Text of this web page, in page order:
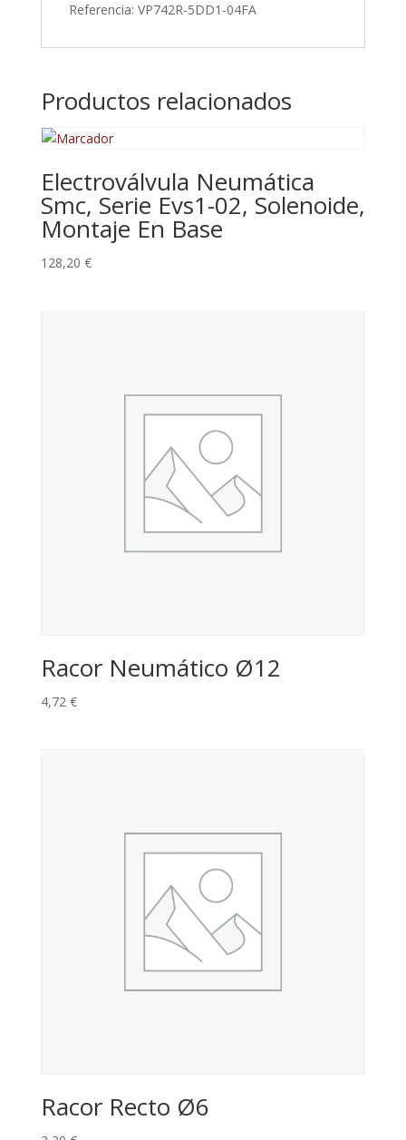
Referencia: VP742R-5DD1-04FA
Productos relacionados
Electroválvula Neumática
Smc, Serie Evs1-02, Solenoide,
Montaje En Base
128,20 €
Racor Neumático Ø12
4,72 €
Racor Recto Ø6